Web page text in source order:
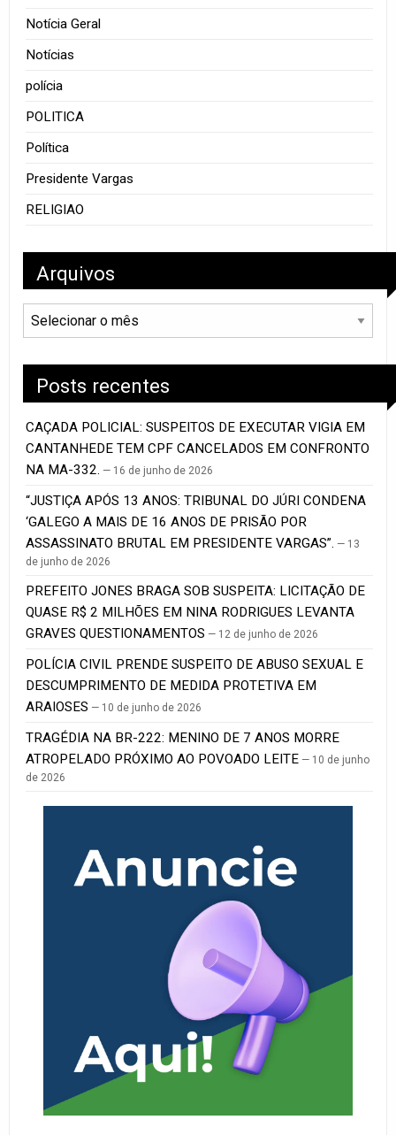
Notícia Geral
Notícias
polícia
POLITICA
Política
Presidente Vargas
RELIGIAO
Arquivos
Arquivos
Posts recentes
CAÇADA POLICIAL: SUSPEITOS DE EXECUTAR VIGIA EM
CANTANHEDE TEM CPF CANCELADOS EM CONFRONTO
NA MA-332.
16 de junho de 2026
“JUSTIÇA APÓS 13 ANOS: TRIBUNAL DO JÚRI CONDENA
‘GALEGO A MAIS DE 16 ANOS DE PRISÃO POR
ASSASSINATO BRUTAL EM PRESIDENTE VARGAS”.
13
de junho de 2026
PREFEITO JONES BRAGA SOB SUSPEITA: LICITAÇÃO DE
QUASE R$ 2 MILHÕES EM NINA RODRIGUES LEVANTA
GRAVES QUESTIONAMENTOS
12 de junho de 2026
POLÍCIA CIVIL PRENDE SUSPEITO DE ABUSO SEXUAL E
DESCUMPRIMENTO DE MEDIDA PROTETIVA EM
ARAIOSES
10 de junho de 2026
TRAGÉDIA NA BR-222: MENINO DE 7 ANOS MORRE
ATROPELADO PRÓXIMO AO POVOADO LEITE
10 de junho
de 2026